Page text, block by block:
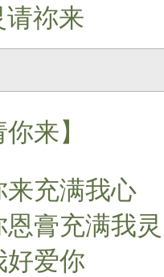
祢来
来】
来充满我心
膏充满我灵
好爱你